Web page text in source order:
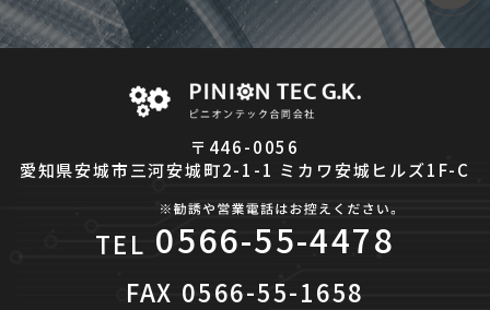
〒446-0056
愛知県安城市三河安城町2-1-1 ミカワ安城ヒルズ1F-C
TEL 0566-55-4478
FAX 0566-55-1658